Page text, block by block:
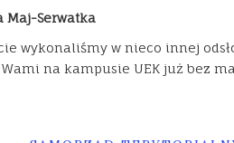
Maj-Serwatka
wykonaliśmy w nieco innej
na kampusie UEK już bez